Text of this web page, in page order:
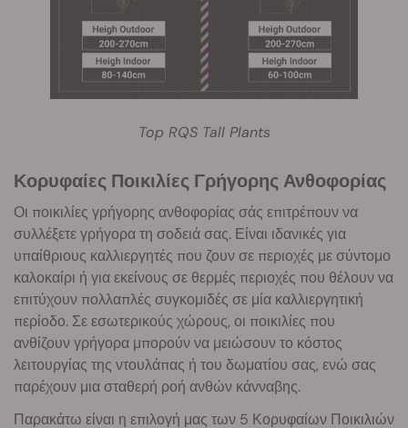
Top RQS Tall Plants
Κορυφαίες Ποικιλίες Γρήγορης Ανθοφορίας
Οι ποικιλίες γρήγορης ανθοφορίας σάς επιτρέπουν να
συλλέξετε γρήγορα τη σοδειά σας. Είναι ιδανικές για
υπαίθριους καλλιεργητές που ζουν σε περιοχές με σύντομο
καλοκαίρι ή για εκείνους σε θερμές περιοχές που θέλουν να
επιτύχουν πολλαπλές συγκομιδές σε μία καλλιεργητική
περίοδο. Σε εσωτερικούς χώρους, οι ποικιλίες που
ανθίζουν γρήγορα μπορούν να μειώσουν το κόστος
λειτουργίας της ντουλάπας ή του δωματίου σας, ενώ σας
παρέχουν μια σταθερή ροή ανθών κάνναβης.
Παρακάτω είναι η επιλογή μας των 5 Κορυφαίων Ποικιλιών